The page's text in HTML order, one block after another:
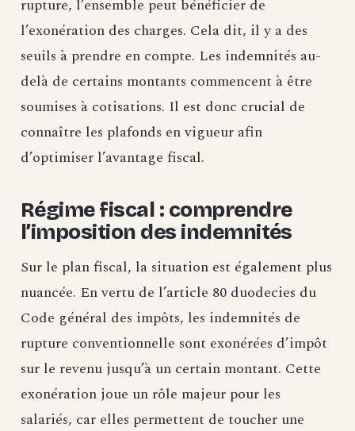
rupture, l’ensemble peut bénéficier de
l’exonération des charges. Cela dit, il y a des
seuils à prendre en compte. Les indemnités au-
delà de certains montants commencent à être
soumises à cotisations. Il est donc crucial de
connaître les plafonds en vigueur afin
d’optimiser l’avantage fiscal.
Régime fiscal : comprendre
l’imposition des indemnités
Sur le plan fiscal, la situation est également plus
nuancée. En vertu de l’article 80 duodecies du
Code général des impôts, les indemnités de
rupture conventionnelle sont exonérées d’impôt
sur le revenu jusqu’à un certain montant. Cette
exonération joue un rôle majeur pour les
salariés, car elles permettent de toucher une